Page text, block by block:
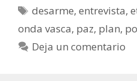
Etiquetas
desarme,entrevista,
onda vasca, paz, plan,
Deja un comentario